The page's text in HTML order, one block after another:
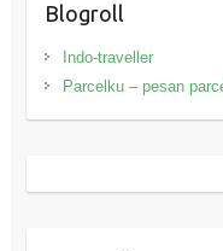
Blogroll
Indo-traveller
Parcelku – pesan